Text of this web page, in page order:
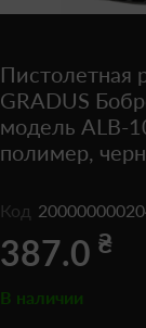
Пистолетная
GRADUS
модель ALB-
полимер,
Код
387.0 ₴
В наличии